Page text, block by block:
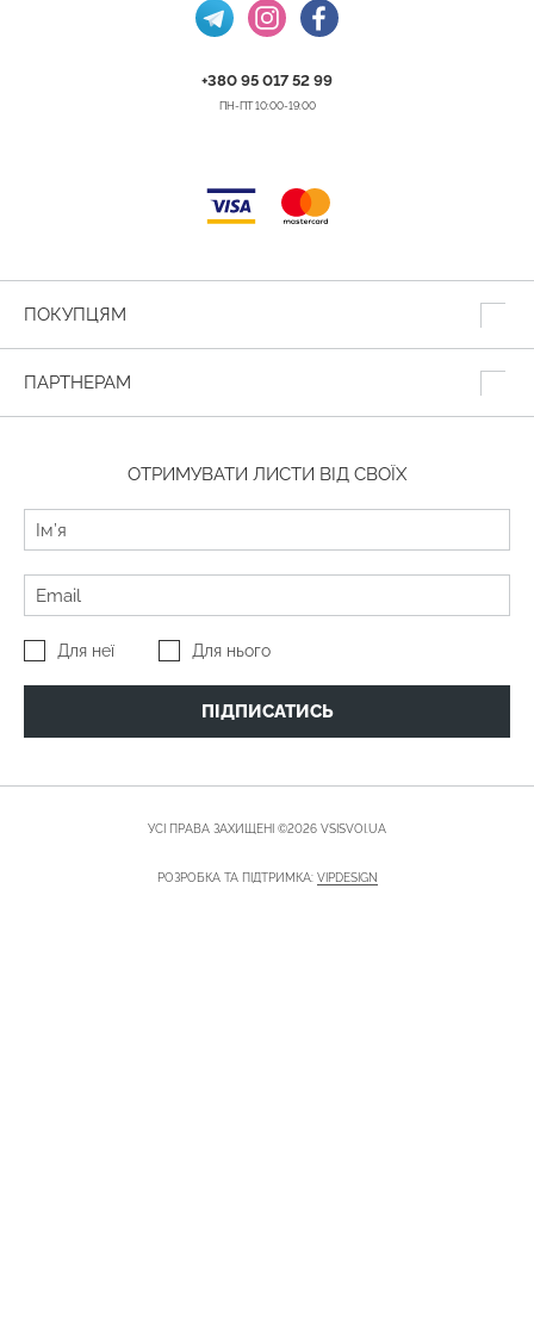
+380 95 017 52 99
ПН-ПТ 10:00-19:00
ПОКУПЦЯМ
ПАРТНЕРАМ
ОТРИМУВАТИ ЛИСТИ ВІД СВОЇХ
Для неї Для нього
ПІДПИСАТИСЬ
УСІ ПРАВА ЗАХИЩЕНІ ©2026 VSISVOI.UA
РОЗРОБКА ТА ПІДТРИМКА: VIPDESIGN